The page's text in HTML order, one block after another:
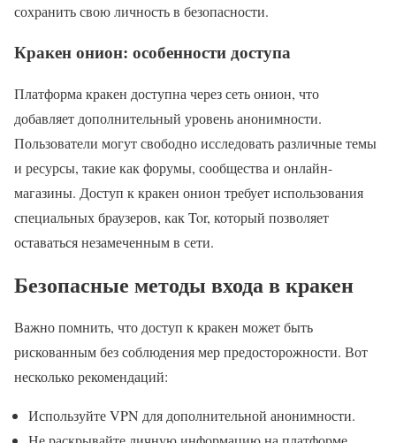
сохранить свою личность в безопасности.
Кракен онион: особенности доступа
Платформа кракен доступна через сеть онион, что
добавляет дополнительный уровень анонимности.
Пользователи могут свободно исследовать различные темы
и ресурсы, такие как форумы, сообщества и онлайн-
магазины. Доступ к кракен онион требует использования
специальных браузеров, как Tor, который позволяет
оставаться незамеченным в сети.
Безопасные методы входа в кракен
Важно помнить, что доступ к кракен может быть
рискованным без соблюдения мер предосторожности. Вот
несколько рекомендаций:
Используйте VPN для дополнительной анонимности.